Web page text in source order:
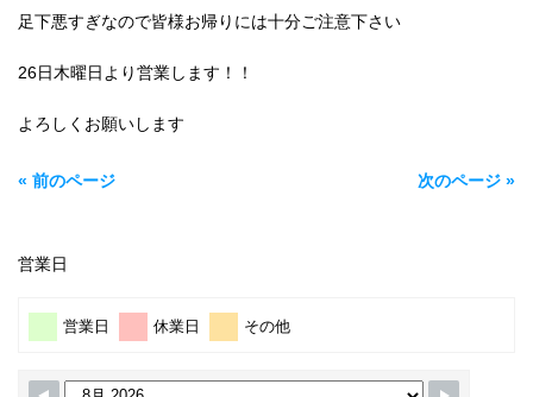
足下悪すぎなので皆様お帰りには十分ご注意下さい
26日木曜日より営業します！！
よろしくお願いします
« 前のページ 次のページ »
営業日
営業日 休業日 その他